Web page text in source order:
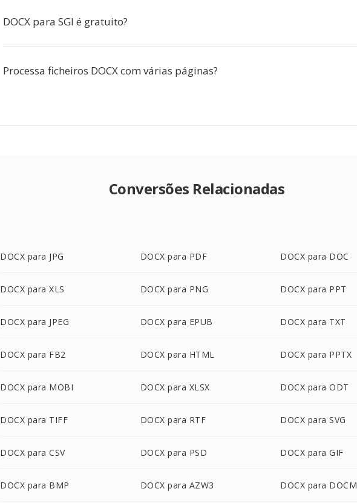
DOCX para SGI é gratuito?
Processa ficheiros DOCX com várias páginas?
Conversões Relacionadas
DOCX para JPG DOCX para PDF DOCX para DOC
DOCX para XLS DOCX para PNG DOCX para PPT
DOCX para JPEG DOCX para EPUB DOCX para TXT
DOCX para FB2 DOCX para HTML DOCX para PPTX
DOCX para MOBI DOCX para XLSX DOCX para ODT
DOCX para TIFF DOCX para RTF DOCX para SVG
DOCX para CSV DOCX para PSD DOCX para GIF
DOCX para BMP DOCX para AZW3 DOCX para DOCM